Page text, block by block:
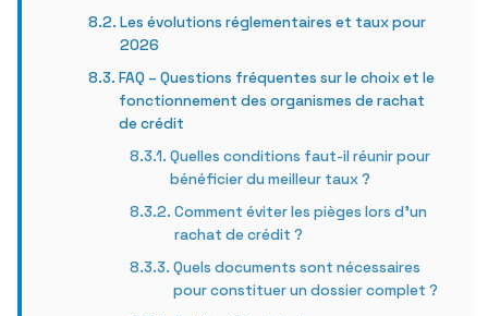
Les évolutions réglementaires et taux pour
2026
FAQ – Questions fréquentes sur le choix et le
fonctionnement des organismes de rachat
de crédit
Quelles conditions faut-il réunir pour
bénéficier du meilleur taux ?
Comment éviter les pièges lors d’un
rachat de crédit ?
Quels documents sont nécessaires
pour constituer un dossier complet ?